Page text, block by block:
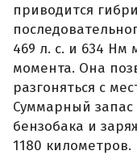
приводится
469 л. с. и 634 Нм
момента. Она
разгоняться с
Суммарный запас
бензобака и
1180 километров.